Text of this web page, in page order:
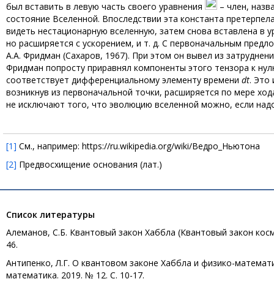
был вставить в левую часть своего уравнения
– член,
состояние Вселенной. Впоследствии эта константа
видеть нестационарную вселенную, затем снова вставлена в
но расширяется с ускорением, и т. д. С первоначальным
А.А. Фридман (Сахаров, 1967). При этом он вывел из
Фридман попросту приравнял компоненты этого тензора к
соответствует дифференциальному элементу времени dt. Это
возникнув из первоначальной точки, расширяется по мере
не исключают того, что эволюцию вселенной можно, если
[1] См., например: https://ru.wikipedia.org/wiki/Ведро_Ньютона
[2] Предвосхищение основания (лат.)
Список литературы
Алеманов, С.Б. Квантовый закон Хаббла (Квантовый закон
46.
Антипенко, Л.Г. О квантовом законе Хаббла и физико-
математика. 2019. № 12. С. 10-17.